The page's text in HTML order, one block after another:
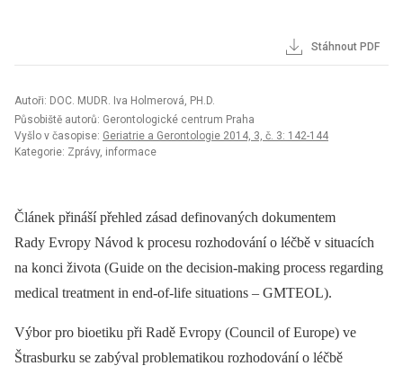
Stáhnout PDF
Autoři: DOC. MUDR. Iva Holmerová, PH.D.
Působiště autorů: Gerontologické centrum Praha
Vyšlo v časopise: Geriatrie a Gerontologie 2014, 3, č. 3: 142-144
Kategorie: Zprávy, informace
Článek přináší přehled zásad definovaných dokumentem
Rady Evropy Návod k procesu rozhodování o léčbě v situacích
na konci života (Guide on the decision-making process regarding
medical treatment in end-of-life situations –⁠ GMTEOL).
Výbor pro bioetiku při Radě Evropy (Council of Europe) ve
Štrasburku se zabýval problematikou rozhodování o léčbě